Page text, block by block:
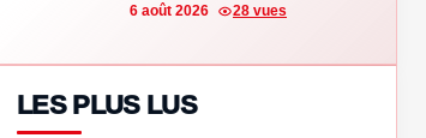
6 août 2026 28 vues
LES PLUS LUS